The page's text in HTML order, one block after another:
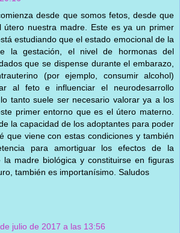
desde que somos fetos, desde que
útero nuestra madre. Este es ya un primer
estudiando que el estado emocional de la
la gestación, el nivel de hormonas del
que se dispense durante el embarazo,
(por ejemplo, consumir alcohol)
al feto e influenciar el neurodesarrollo
tanto suele ser necesario valorar ya a los
primer entorno que es el útero materno.
la capacidad de los adoptantes para poder
que viene con estas condiciones y también
para amortiguar los efectos de la
la madre biológica y constituirse en figuras
también es importanísimo. Saludos
julio de 2017 a las 13:56